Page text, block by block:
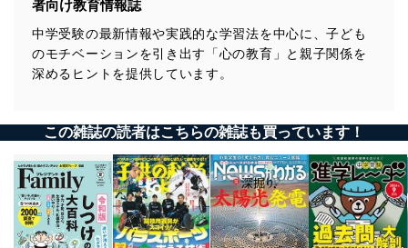
者向け教育情報誌
中学受験の最新情報や実践的な学習法を中心に、子ども
のモチベーションを引き出す「心の教育」と親子関係を
深めるヒントを提供しています。
この雑誌の読者はこちらの雑誌も買っています！